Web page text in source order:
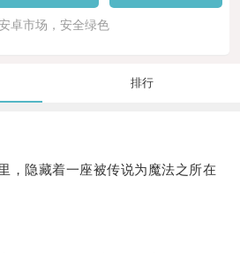
卓市场，安全绿色
排行
隐藏着一座被传说为魔法之所在